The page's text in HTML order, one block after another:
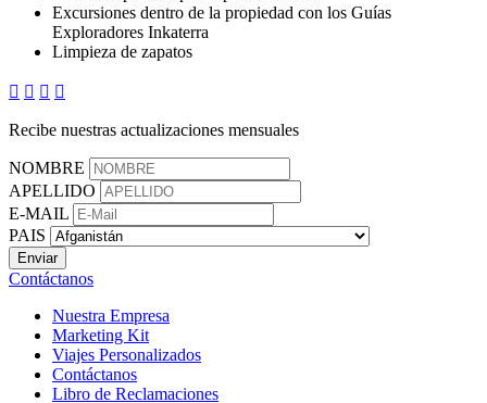
Excursiones dentro de la propiedad con los Guías
Exploradores Inkaterra
Limpieza de zapatos
   
Recibe nuestras actualizaciones mensuales
NOMBRE
APELLIDO
E-MAIL
PAIS
Contáctanos
Nuestra Empresa
Marketing Kit
Viajes Personalizados
Contáctanos
Libro de Reclamaciones